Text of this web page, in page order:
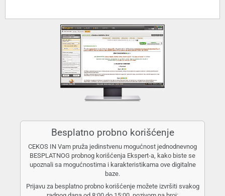
Besplatno probno korišćenje
CEKOS IN Vam pruža jedinstvenu mogućnost jednodnevnog
BESPLATNOG probnog korišćenja Ekspert-a, kako biste se
upoznali sa mogućnostima i karakteristikama ove digitalne
baze.
Prijavu za besplatno probno korišćenje možete izvršiti svakog